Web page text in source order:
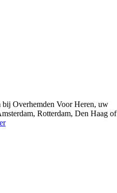
Overhemden Voor Heren, uw
Rotterdam, Den Haag of